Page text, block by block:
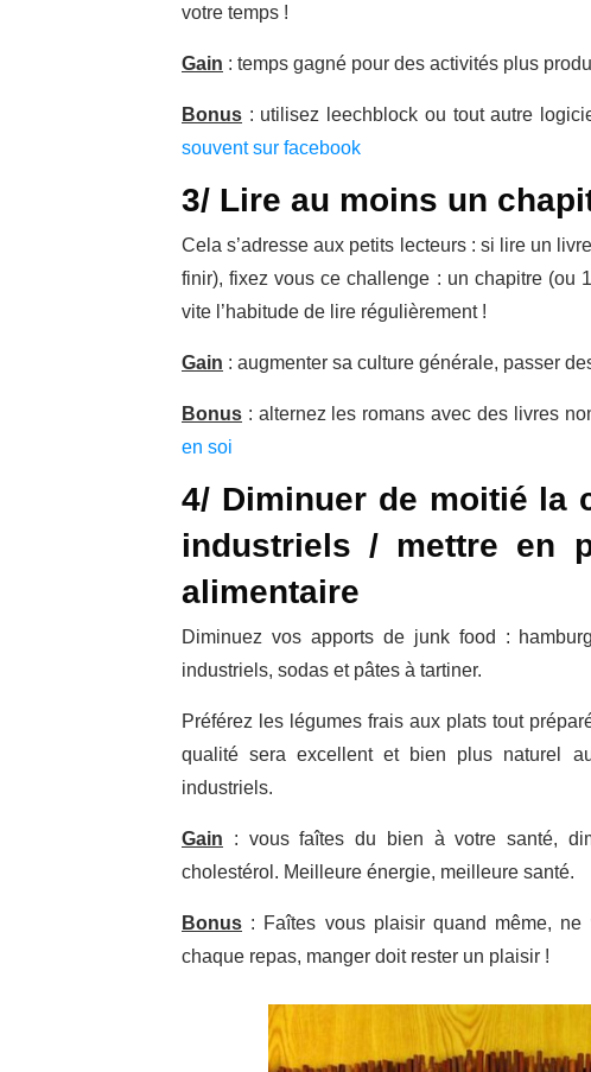
votre temps !
Gain : temps gagné pour des activités plus
Bonus : utilisez leechblock ou tout autre
souvent sur facebook
3/ Lire au moins un
Cela s’adresse aux petits lecteurs : si lire un
finir), fixez vous ce challenge : un chapitre (ou
vite l’habitude de lire régulièrement !
Gain : augmenter sa culture générale, passer
Bonus : alternez les romans avec des livres
en soi
4/ Diminuer de moitié la
industriels / mettre en
alimentaire
Diminuez vos apports de junk food :
industriels, sodas et pâtes à tartiner.
Préférez les légumes frais aux plats tout
qualité sera excellent et bien plus naturel
industriels.
Gain : vous faîtes du bien à votre santé,
cholestérol. Meilleure énergie, meilleure santé.
Bonus : Faîtes vous plaisir quand même,
chaque repas, manger doit rester un plaisir !